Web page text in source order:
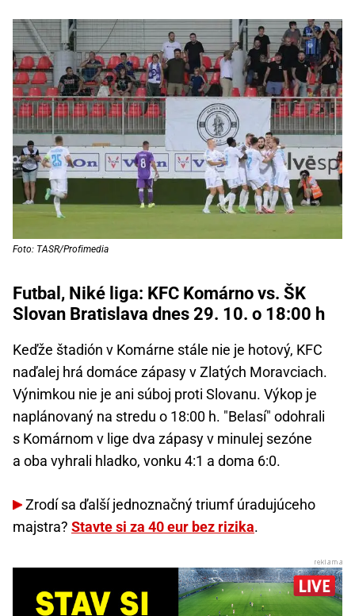
Foto: TASR/Profimedia
Futbal, Niké liga: KFC Komárno vs. ŠK
Slovan Bratislava dnes 29. 10. o 18:00 h
Keďže štadión v Komárne stále nie je hotový, KFC
naďalej hrá domáce zápasy v Zlatých Moravciach.
Výnimkou nie je ani súboj proti Slovanu. Výkop je
naplánovaný na stredu o 18:00 h. "Belasí" odohrali
s Komárnom v lige dva zápasy v minulej sezóne
a oba vyhrali hladko, vonku 4:1 a doma 6:0.
Zrodí sa ďalší jednoznačný triumf úradujúceho
majstra? Stavte si za 40 eur bez rizika.